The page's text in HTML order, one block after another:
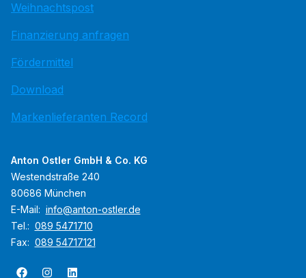
Weihnachtspost
Finanzierung anfragen
Fördermittel
Download
Markenlieferanten Record
Anton Ostler GmbH & Co. KG
Westendstraße 240
80686 München
E-Mail: ​​info@anton-ostler.de
Tel.: 089 5471710
Fax: 089 54717121